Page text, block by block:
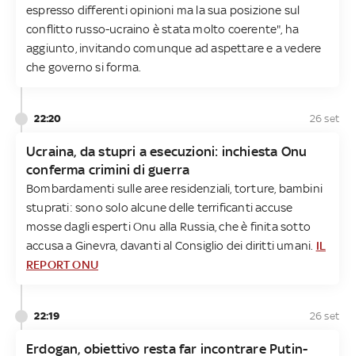
espresso differenti opinioni ma la sua posizione sul
conflitto russo-ucraino è stata molto coerente", ha
aggiunto, invitando comunque ad aspettare e a vedere
che governo si forma.
22:20 26 set
Ucraina, da stupri a esecuzioni: inchiesta Onu
conferma crimini di guerra
Bombardamenti sulle aree residenziali, torture, bambini
stuprati: sono solo alcune delle terrificanti accuse
mosse dagli esperti Onu alla Russia, che è finita sotto
accusa a Ginevra, davanti al Consiglio dei diritti umani. IL
REPORT ONU
22:19 26 set
Erdogan, obiettivo resta far incontrare Putin-